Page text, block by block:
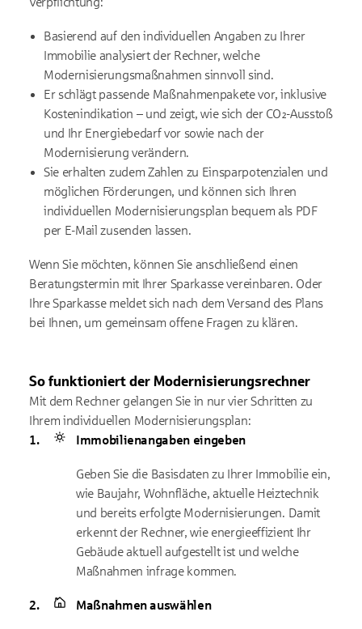
Basierend auf den individuellen Angaben zu Ihrer
Immobilie analysiert der Rechner, welche
Modernisierungsmaßnahmen sinnvoll sind.
Er schlägt passende Maßnahmenpakete vor, inklusive
Kostenindikation – und zeigt, wie sich der CO₂-Ausstoß
und Ihr Energiebedarf vor sowie nach der
Modernisierung verändern.
Sie erhalten zudem Zahlen zu Einsparpotenzialen und
möglichen Förderungen, und können sich Ihren
individuellen Modernisierungsplan bequem als PDF
per E-Mail zusenden lassen.
Wenn Sie möchten, können Sie anschließend einen
Beratungstermin mit Ihrer Sparkasse vereinbaren. Oder
Ihre Sparkasse meldet sich nach dem Versand des Plans
bei Ihnen, um gemeinsam offene Fragen zu klären.
So funktioniert der Modernisierungsrechner
Mit dem Rechner gelangen Sie in nur vier Schritten zu
Ihrem individuellen Modernisierungsplan:
Immobilienangaben eingeben
Geben Sie die Basisdaten zu Ihrer Immobilie ein,
wie Baujahr, Wohnfläche, aktuelle Heiztechnik
und bereits erfolgte Modernisierungen. Damit
erkennt der Rechner, wie energieeffizient Ihr
Gebäude aktuell aufgestellt ist und welche
Maßnahmen infrage kommen.
Maßnahmen auswählen